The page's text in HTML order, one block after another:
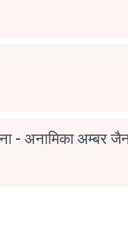
मोहब्बत के सफ़र को एक हँसी आग़ाज़ दे देना - अनामिका अम्बर